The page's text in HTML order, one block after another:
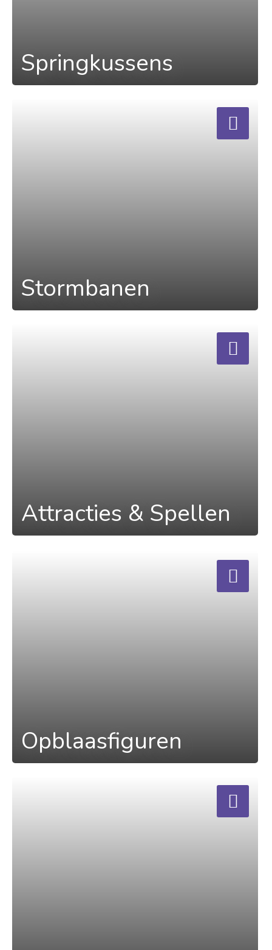
Springkussens
Stormbanen
Attracties & Spellen
Opblaasfiguren